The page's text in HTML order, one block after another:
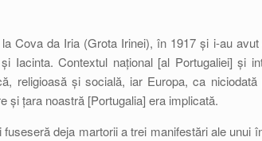
Cova da Iria (Grota Irinei), în 1917 și i-au
Iacinta. Contextul național [al Portugaliei] și
religioasă și socială, iar Europa, ca
și țara noastră [Portugalia] era implicată.
fuseseră deja martorii a trei manifestări ale unui